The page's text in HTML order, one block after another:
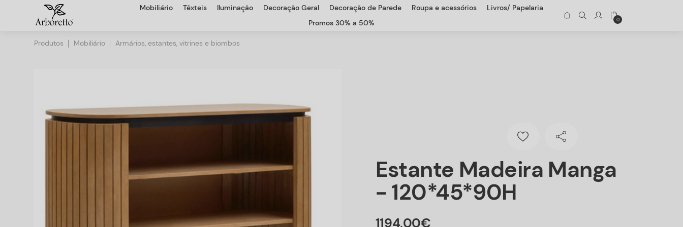
Mobiliário Têxteis Iluminação Decoração Geral Decoração de Parede Roupa e acessórios
Livros/ Papelaria
Promos 30% a 50%
0
Produtos Mobiliário Armários, estantes, vitrines e biombos
Estante Madeira Manga
- 120*45*90H
1194,00€